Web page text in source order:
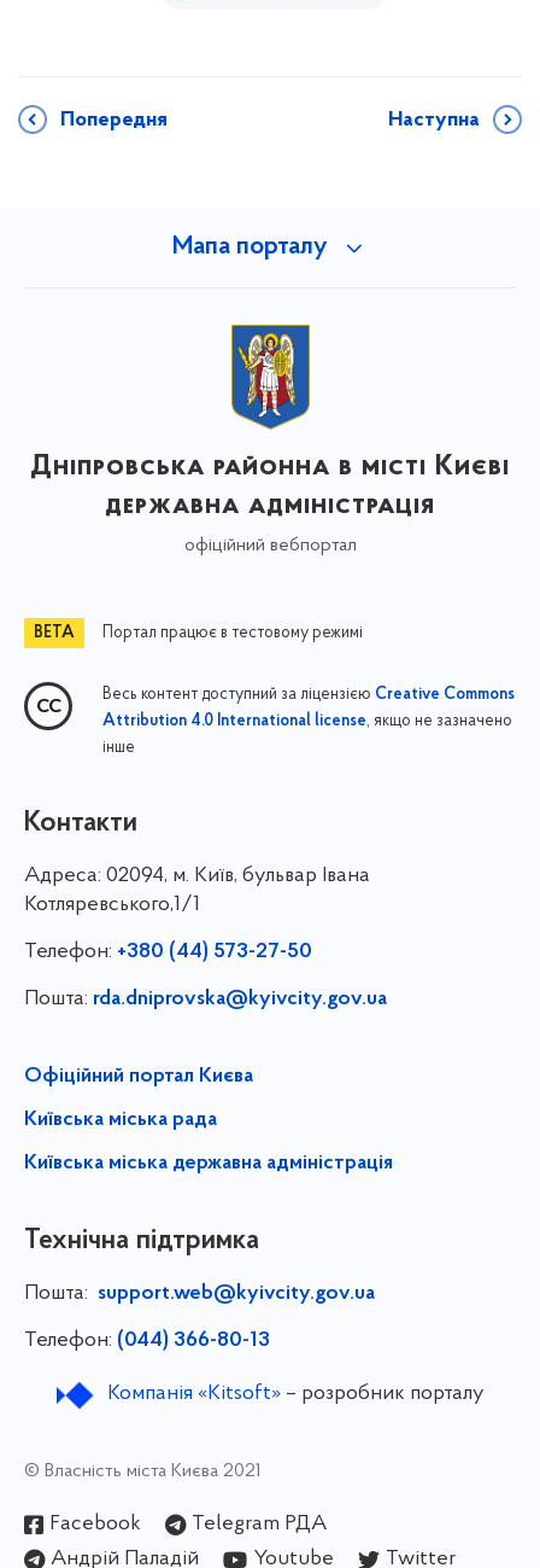
Попередня Наступна
Мапа порталу
Дніпровська районна в місті Києві
державна адміністрація
офіційний вебпортал
Портал працює в тестовому режимі
Весь контент доступний за ліцензією Creative Commons
Attribution 4.0 International license, якщо не зазначено
інше
Контакти
Адреса: 02094, м. Київ, бульвар Івана
Котляревського,1/1
Телефон: +380 (44) 573-27-50
Пошта: rda.dniprovska@kyivcity.gov.ua
Офіційний портал Києва
Київська міська рада
Київська міська державна адміністрація
Технічна підтримка
Пошта: support.web@kyivcity.gov.ua
Телефон: (044) 366-80-13
Компанія «Kitsoft»– розробник порталу
© Власність міста Києва 2021
Facebook
Telegram РДА
Андрій Паладій
Youtube Twitter